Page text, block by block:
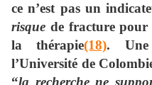
ce n’est pas un
risque de fracture pour
la thérapie(18). Une
l’Université de
“la recherche ne